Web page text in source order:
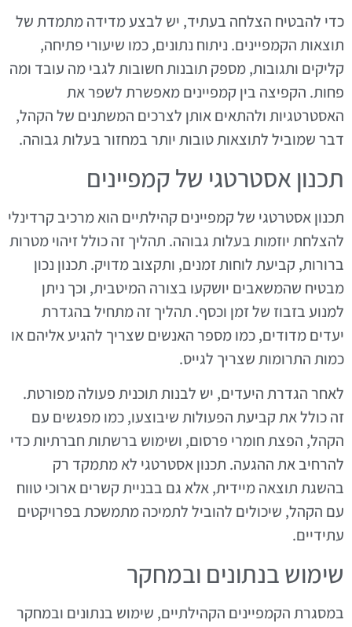
כדי להבטיח הצלחה בעתיד, יש לבצע מדידה מתמדת של
תוצאות הקמפיינים. ניתוח נתונים, כמו שיעורי פתיחה,
קליקים ותגובות, מספק תובנות חשובות לגבי מה עובד ומה
פחות. הקפיצה בין קמפיינים מאפשרת לשפר את
האסטרטגיות ולהתאים אותן לצרכים המשתנים של הקהל,
דבר שמוביל לתוצאות טובות יותר במחזור בעלות גבוהה.
תכנון אסטרטגי של קמפיינים
תכנון אסטרטגי של קמפיינים קהילתיים הוא מרכיב קרדינלי
להצלחת יוזמות בעלות גבוהה. תהליך זה כולל זיהוי מטרות
ברורות, קביעת לוחות זמנים, ותקצוב מדויק. תכנון נכון
מבטיח שהמשאבים יושקעו בצורה המיטבית, וכך ניתן
למנוע בזבוז של זמן וכסף. תהליך זה מתחיל בהגדרת
יעדים מדודים, כמו מספר האנשים שצריך להגיע אליהם או
כמות התרומות שצריך לגייס.
לאחר הגדרת היעדים, יש לבנות תוכנית פעולה מפורטת.
זה כולל את קביעת הפעולות שיבוצעו, כמו מפגשים עם
הקהל, הפצת חומרי פרסום, ושימוש ברשתות חברתיות כדי
להרחיב את ההגעה. תכנון אסטרטגי לא מתמקד רק
בהשגת תוצאה מיידית, אלא גם בבניית קשרים ארוכי טווח
עם הקהל, שיכולים להוביל לתמיכה מתמשכת בפרויקטים
עתידיים.
שימוש בנתונים ובמחקר
במסגרת הקמפיינים הקהילתיים, שימוש בנתונים ובמחקר